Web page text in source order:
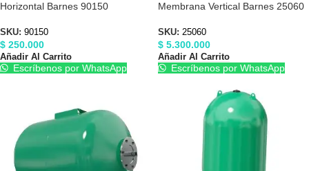
Horizontal Barnes 90150
SKU: 90150
$ 250.000
Añadir Al Carrito
Escríbenos por WhatsApp
Membrana Vertical Barnes 25060
SKU: 25060
$ 5.300.000
Añadir Al Carrito
Escríbenos por WhatsApp